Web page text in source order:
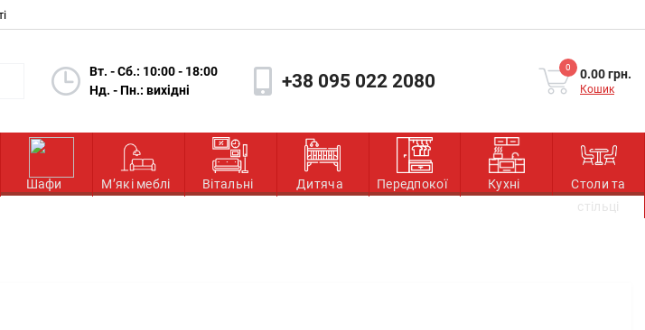
Вт. - Сб.: 10:00 - 18:00
Нд. - Пн.: вихідні
+38 095 022 2080
0 0.00 грн.
Кошик
Шафи М’які меблі Вітальні Дитяча Передпокої Кухні
Столи та
стільці